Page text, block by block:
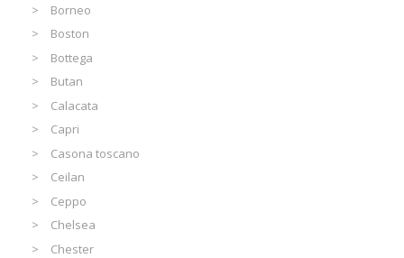
Borneo
Boston
Bottega
Butan
Calacata
Capri
Casona toscano
Ceilan
Ceppo
Chelsea
Chester